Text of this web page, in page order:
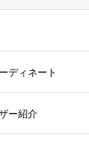
ディネート
ー紹介